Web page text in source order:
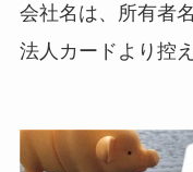
会社名は、所有者
法人カードより控え